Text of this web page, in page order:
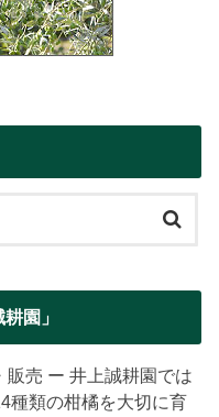
園」
売 ー 井上誠耕園では
種類の柑橘を大切に育